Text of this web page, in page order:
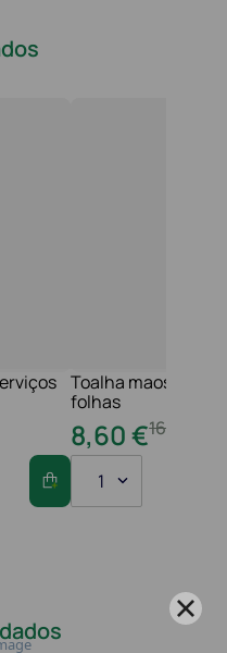
Toalha maos 2f
folhas
16
8,60€
1